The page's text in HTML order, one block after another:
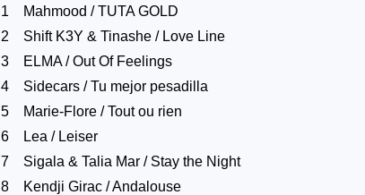
1 Mahmood / TUTA GOLD
2 Shift K3Y & Tinashe / Love Line
3 ELMA / Out Of Feelings
4 Sidecars / Tu mejor pesadilla
5 Marie-Flore / Tout ou rien
6 Lea / Leiser
7 Sigala & Talia Mar / Stay the Night
8 Kendji Girac / Andalouse